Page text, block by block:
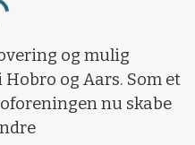
og mulig
og Aars. Som et
nu skabe